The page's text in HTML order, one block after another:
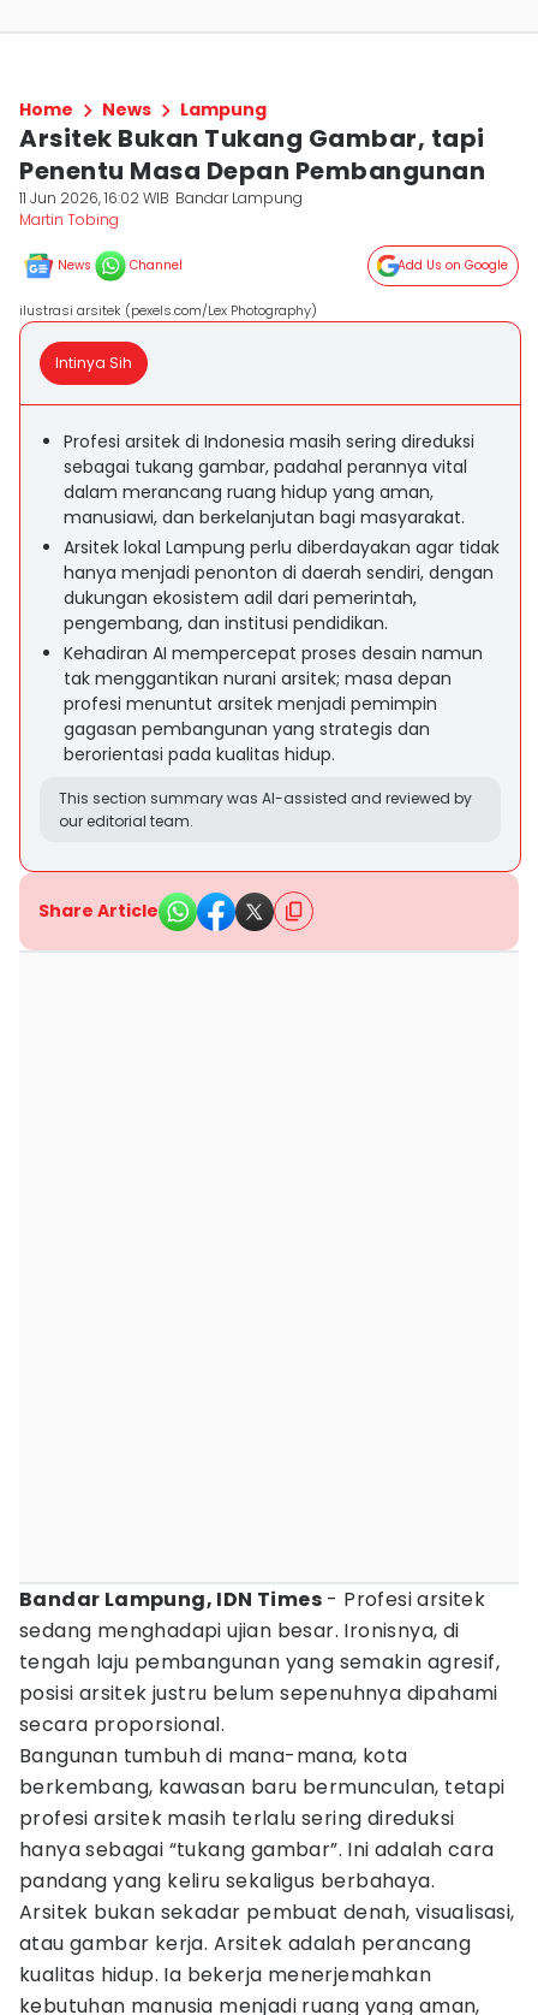
Home News Lampung
Arsitek Bukan Tukang Gambar, tapi
Penentu Masa Depan Pembangunan
11 Jun 2026, 16:02 WIB Bandar Lampung
Martin Tobing
News Channel Add Us on Google
ilustrasi arsitek (pexels.com/Lex Photography)
Intinya Sih
Profesi arsitek di Indonesia masih sering direduksi
sebagai tukang gambar, padahal perannya vital
dalam merancang ruang hidup yang aman,
manusiawi, dan berkelanjutan bagi masyarakat.
Arsitek lokal Lampung perlu diberdayakan agar tidak
hanya menjadi penonton di daerah sendiri, dengan
dukungan ekosistem adil dari pemerintah,
pengembang, dan institusi pendidikan.
Kehadiran AI mempercepat proses desain namun
tak menggantikan nurani arsitek; masa depan
profesi menuntut arsitek menjadi pemimpin
gagasan pembangunan yang strategis dan
berorientasi pada kualitas hidup.
This section summary was AI-assisted and reviewed by
our editorial team.
Share Article
Bandar Lampung, IDN Times - Profesi arsitek
sedang menghadapi ujian besar. Ironisnya, di
tengah laju pembangunan yang semakin agresif,
posisi arsitek justru belum sepenuhnya dipahami
secara proporsional.
Bangunan tumbuh di mana-mana, kota
berkembang, kawasan baru bermunculan, tetapi
profesi arsitek masih terlalu sering direduksi
hanya sebagai “tukang gambar”. Ini adalah cara
pandang yang keliru sekaligus berbahaya.
Arsitek bukan sekadar pembuat denah, visualisasi,
atau gambar kerja. Arsitek adalah perancang
kualitas hidup. Ia bekerja menerjemahkan
kebutuhan manusia menjadi ruang yang aman,